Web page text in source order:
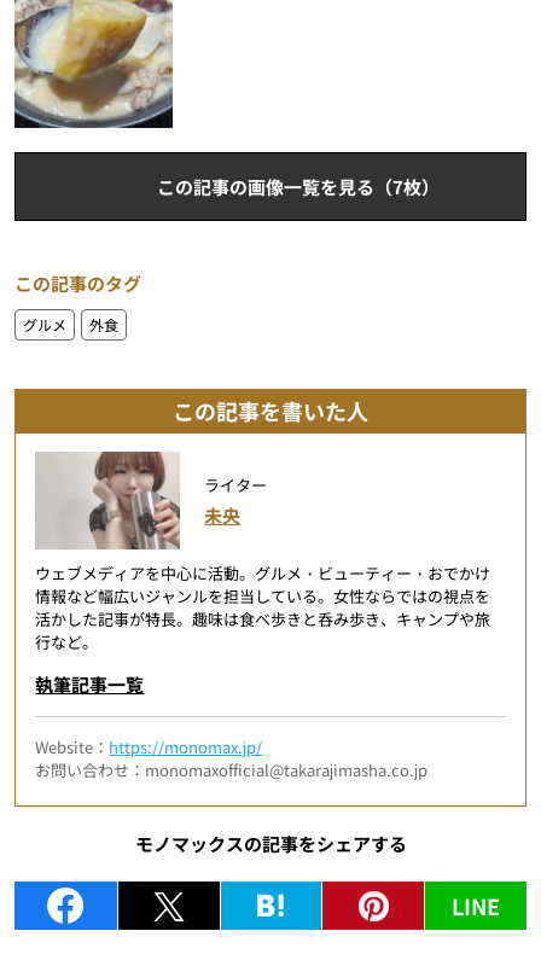
この記事の画像一覧を見る（7枚）
この記事のタグ
グルメ 外食
この記事を書いた人
ライター
未央
ウェブメディアを中心に活動。グルメ・ビューティー・おでかけ
情報など幅広いジャンルを担当している。女性ならではの視点を
活かした記事が特長。趣味は食べ歩きと呑み歩き、キャンプや旅
行など。
執筆記事一覧
Website： https://monomax.jp/
お問い合わせ：monomaxofficial@takarajimasha.co.jp
モノマックスの記事をシェアする
LINE